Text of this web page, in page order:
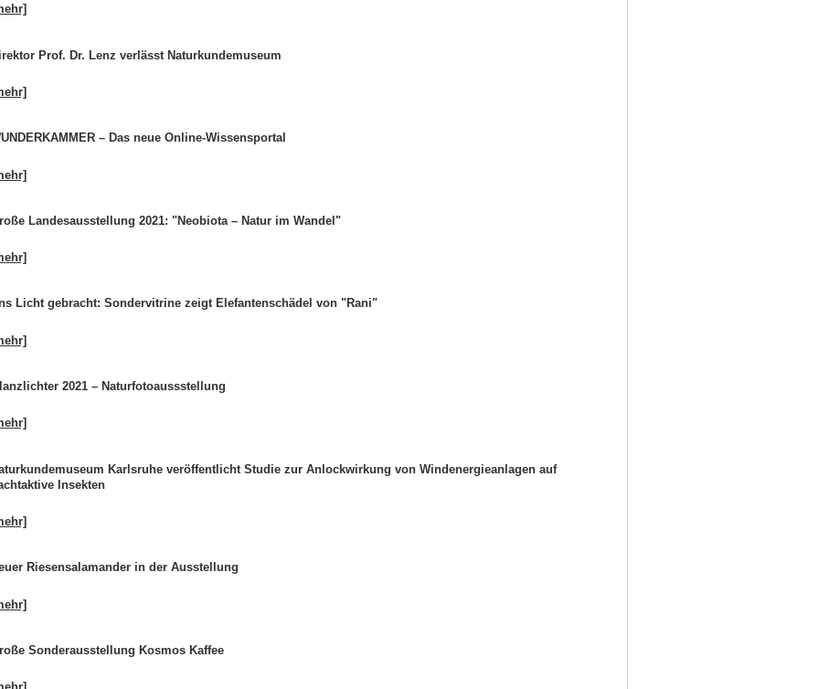
Prof. Dr. Lenz verlässt Naturkundemuseum
– Das neue Online-Wissensportal
Landesausstellung 2021: "Neobiota – Natur im Wandel"
Licht gebracht: Sondervitrine zeigt Elefantenschädel von "Rani"
2021 – Naturfotoaussstellung
Karlsruhe veröffentlicht Studie zur Anlockwirkung von Windenergieanlagen auf
Insekten
Riesensalamander in der Ausstellung
Sonderausstellung Kosmos Kaffee